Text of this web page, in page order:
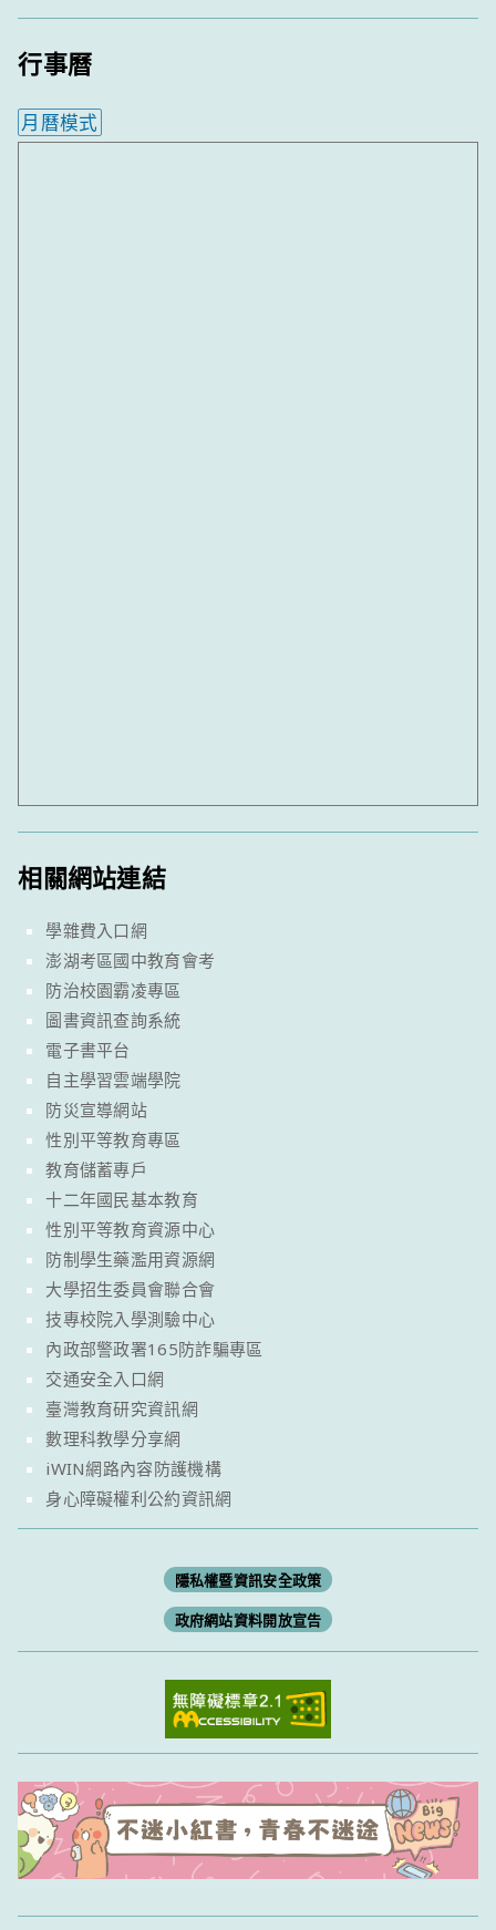
行事曆
月曆模式
相關網站連結
學雜費入口網
澎湖考區國中教育會考
防治校園霸凌專區
圖書資訊查詢系統
電子書平台
自主學習雲端學院
防災宣導網站
性別平等教育專區
教育儲蓄專戶
十二年國民基本教育
性別平等教育資源中心
防制學生藥濫用資源網
大學招生委員會聯合會
技專校院入學測驗中心
內政部警政署165防詐騙專區
交通安全入口網
臺灣教育研究資訊網
數理科教學分享網
iWIN網路內容防護機構
身心障礙權利公約資訊網
隱私權暨資訊安全政策
政府網站資料開放宣告